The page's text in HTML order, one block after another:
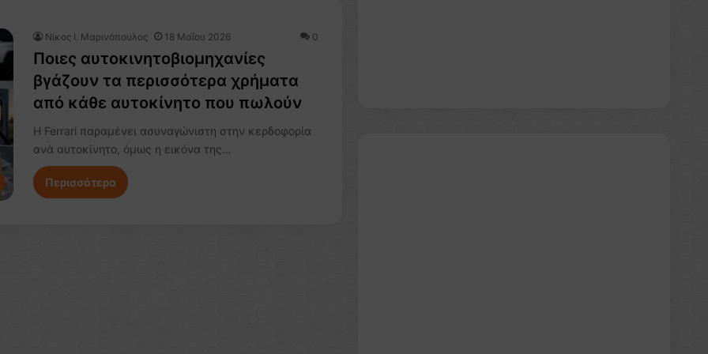
Nίκος Ι. Mαρινόπουλος 18 Μαΐου 2026 0
Ποιες αυτοκινητοβιομηχανίες
βγάζουν τα περισσότερα χρήματα
από κάθε αυτοκίνητο που πωλούν
Η Ferrari παραμένει ασυναγώνιστη στην κερδοφορία
ανά αυτοκίνητο, όμως η εικόνα της…
Περισσότερα